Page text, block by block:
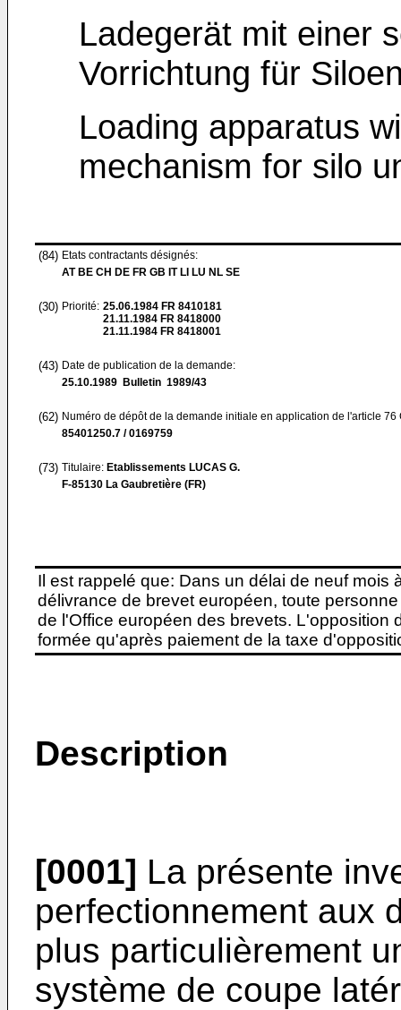
Ladegerät mit einer
Vorrichtung für
Loading apparatus
mechanism for silo
(84) Etats contractants désignés:
AT BE CH DE FR GB IT LI LU NL SE
(30) Priorité: 25.06.1984 FR 8410181
21.11.1984 FR 8418000
21.11.1984 FR 8418001
(43) Date de publication de la demande:
25.10.1989 Bulletin 1989/43
(62) Numéro de dépôt de la demande initiale en application de l'article 76
85401250.7 / 0169759
(73) Titulaire: Etablissements LUCAS G.
F-85130 La Gaubretière (FR)
Il est rappelé que: Dans un délai de neuf
délivrance de brevet européen, toute
de l'Office européen des brevets. L'opposition
formée qu'après paiement de la taxe
Description
[0001] La présente
perfectionnement aux
plus particulièrement
système de coupe